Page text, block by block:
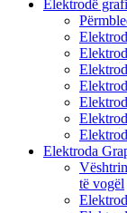
Elektrodë
Elektroda
të vogël